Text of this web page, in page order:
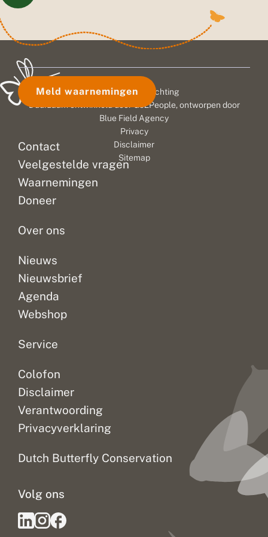
Contact
Veelgestelde vragen
Waarnemingen
Doneer
Over ons
Nieuws
Nieuwsbrief
Agenda
Webshop
Service
Colofon
Disclaimer
Verantwoording
Privacyverklaring
Dutch Butterfly Conservation
Volg ons
Meld waarnemingen
© 2026 Vlinderstichting
Duurzaam ontwikkeld door
Go2People, ontworpen door
Blue Field Agency
Privacy
Disclaimer
Sitemap